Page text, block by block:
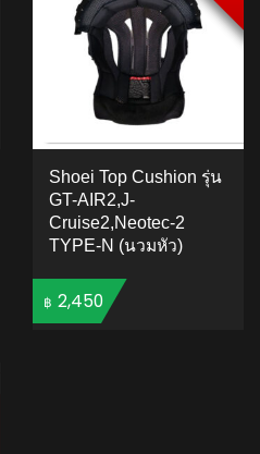
Shoei Top Cushion รุ่น
GT-AIR2,J-
Cruise2,Neotec-2
TYPE-N (นวมหัว)
฿ 2,450